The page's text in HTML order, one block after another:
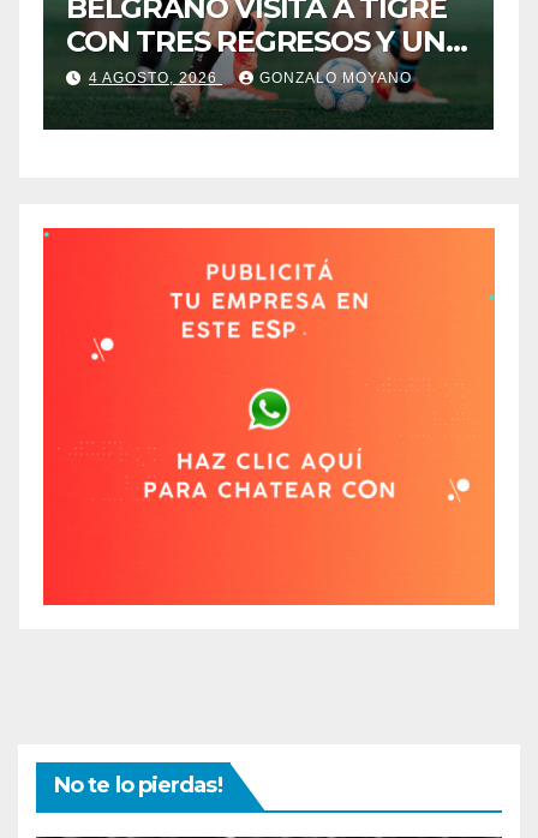
BELGRANO VISITA A TIGRE
CON TRES REGRESOS Y UNA
BAJA OBLIGADA
4 AGOSTO, 2026 GONZALO MOYANO
No te lo pierdas!